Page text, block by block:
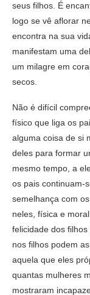
seus filhos. É
logo se vê aflorar
encontra na sua
manifestam uma
um milagre em
secos.
Não é difícil
físico que liga os
alguma coisa de si
deles para formar
mesmo tempo, a
os pais continuam-
semelhança com
neles, física e
felicidade dos
nos filhos podem
aquela que eles
quantas mulheres
mostraram